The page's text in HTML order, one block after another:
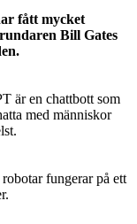
fått mycket
Bill Gates
är en chattbott som
med människor
fungerar på ett